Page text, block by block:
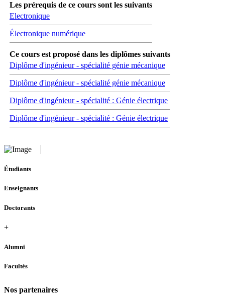
Les prérequis de ce cours sont les suivants
Electronique
Électronique numérique
Ce cours est proposé dans les diplômes suivants
Diplôme d'ingénieur - spécialité génie mécanique
Diplôme d'ingénieur - spécialité génie mécanique
Diplôme d'ingénieur - spécialité : Génie électrique
Diplôme d'ingénieur - spécialité : Génie électrique
Étudiants
Enseignants
Doctorants
+
Alumni
Facultés
Nos partenaires